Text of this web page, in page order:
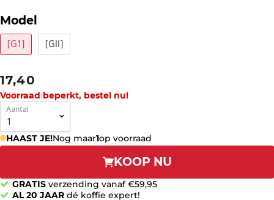
Model
[G1] [GII]
17,40
Voorraad beperkt, bestel nu!
Aantal
HAAST JE!Nog maar1op voorraad
KOOP NU
GRATIS verzending vanaf €59,95
AL 20 JAAR dé koffie expert!